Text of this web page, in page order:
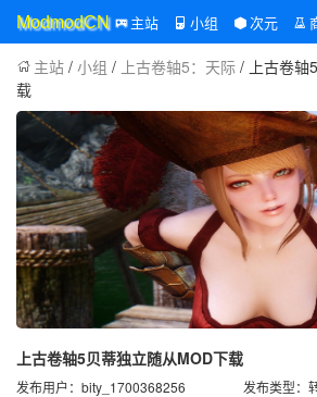
ModmodCN 主站 小组 次元
主站 / 小组 / 上古卷轴5：天际 / 上古卷轴
载
上古卷轴5贝蒂独立随从MOD下载
发布用户：bity_1700368256
发布类型：